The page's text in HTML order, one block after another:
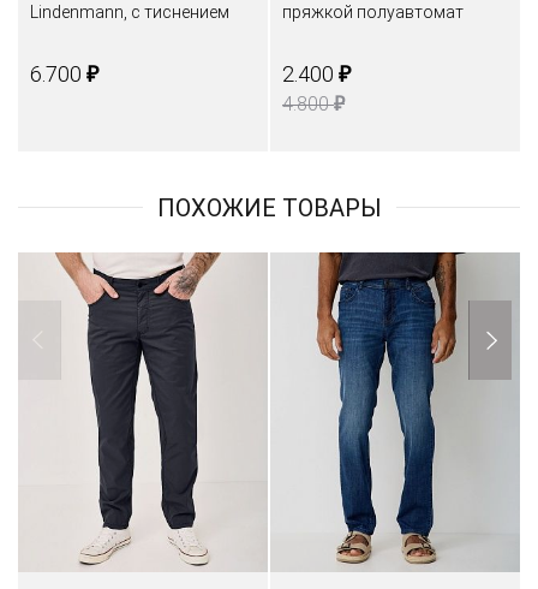
Lindenmann, с тиснением
6.700 ₽
пряжкой полуавтомат
2.400 ₽
4.800₽
ПОХОЖИЕ ТОВАРЫ